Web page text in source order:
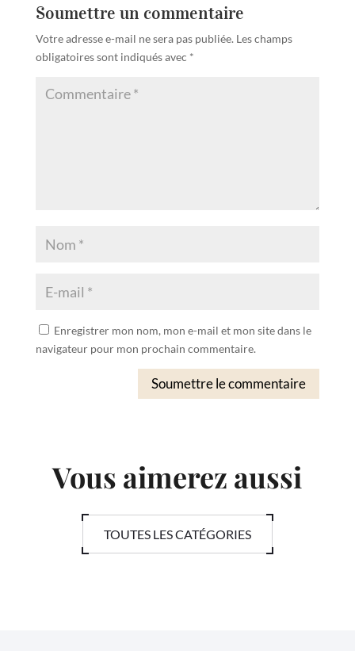
Soumettre un commentaire
Votre adresse e-mail ne sera pas publiée. Les champs
obligatoires sont indiqués avec *
Enregistrer mon nom, mon e-mail et mon site dans le
navigateur pour mon prochain commentaire.
Soumettre le commentaire
Vous aimerez aussi
TOUTES LES CATÉGORIES